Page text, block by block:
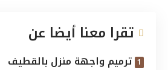
تقرا معنا أيضا عن
ترميم واجهة منزل بالقطيف